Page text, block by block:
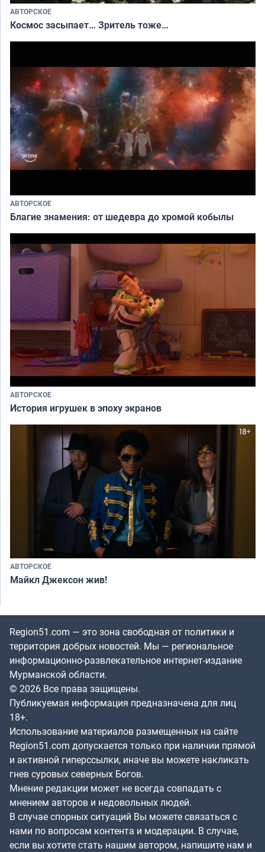
АВТОРСКОЕ
Космос засыпает… Зритель тоже…
АВТОРСКОЕ
Благие знамения: от шедевра до хромой кобылы
АВТОРСКОЕ
История игрушек в эпоху экранов
АВТОРСКОЕ
Майкл Джексон жив!
Region51.com — это зона свободная от политики и
территория добрых новостей. Мы — региональное
информационно-развлекательное интернет-издание
Мурманской области.
© 2026 Все права защищены.
Публикуемая информация предназначена для лиц
18+.
Использование материалов размещенных на сайте
Region51.com допускается только при наличии прямой
и активной гиперссылки, иначе вы можете накликать
гнев суровых северных Богов.
Мнение редакции может не всегда совпадать с
мнением авторов и недовольных людей.
В случае спорных ситуаций Вы можете связаться с
нами по вопросам контента и модерации. В случае,
если вы хотите стать нашим автором, напишите нам и